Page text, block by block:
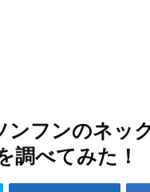
ンフンのネッ
調べてみた！